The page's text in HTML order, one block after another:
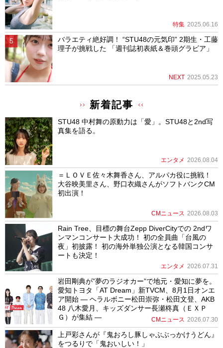
特集 2025.06.16
バラエティ絶好調！ “STU48の元気印” 2期生・工藤
理子が挑戦した 「週刊誌初表紙＆巻頭グラビア」
NEXT 2025.05.23
新着記事
STU48 中村舞の原動力は「愛」。STU48と2nd写
真集を語る。
エンタメ 2026.08.04
＝ＬＯＶＥ佐々木舞香さん、アルパカ役に挑戦！
大谷映美里さん、野口衣織さんがソフトバンクCM
初出演！
CMニュース 2026.08.03
Rain Tree、目標の舞台Zepp DiverCityでの 2ndワ
ンマンコンサート大成功！ 初の全員曲「台風の
夜」初披露！ 初の海外単独公演となる韓国コンサ
ートも決定！
エンタメ 2026.07.31
岩田剛典が”夢のラジオカー”で地元・愛知に夢を。
愛知トヨタ「AT Dream」新TVCM、8月1日オンエ
ア開始 ― ヘラルボニー松田崇弥・松田文登、AKB
48 八木愛月、キッズダンサー長瀬柊真（ＥＸＰ
Ｇ）が集結 ―
CMニュース 2026.07.30
上戸彩さんが『鬼おろし豚しゃぶぶっかけうどん』
をつるりで「鬼おいしい！」